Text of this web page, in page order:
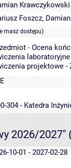
Krawczykowski
Foszcz,
masz dostępu)
- Ocena
projektowe -
304 - Katedra
2026/2027"
10-01 - 2027-02-28